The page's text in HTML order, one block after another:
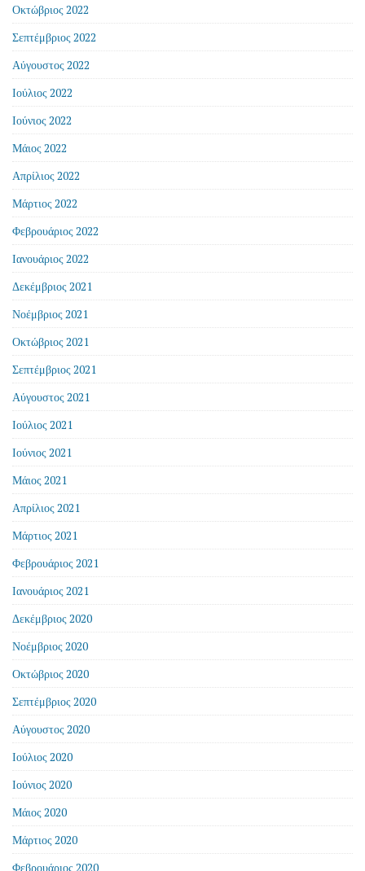
Οκτώβριος 2022
Σεπτέμβριος 2022
Αύγουστος 2022
Ιούλιος 2022
Ιούνιος 2022
Μάιος 2022
Απρίλιος 2022
Μάρτιος 2022
Φεβρουάριος 2022
Ιανουάριος 2022
Δεκέμβριος 2021
Νοέμβριος 2021
Οκτώβριος 2021
Σεπτέμβριος 2021
Αύγουστος 2021
Ιούλιος 2021
Ιούνιος 2021
Μάιος 2021
Απρίλιος 2021
Μάρτιος 2021
Φεβρουάριος 2021
Ιανουάριος 2021
Δεκέμβριος 2020
Νοέμβριος 2020
Οκτώβριος 2020
Σεπτέμβριος 2020
Αύγουστος 2020
Ιούλιος 2020
Ιούνιος 2020
Μάιος 2020
Μάρτιος 2020
Φεβρουάριος 2020